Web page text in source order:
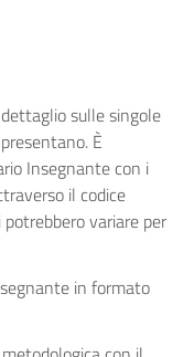
sulle singole
È
Insegnante con i
il codice
variare per
in formato